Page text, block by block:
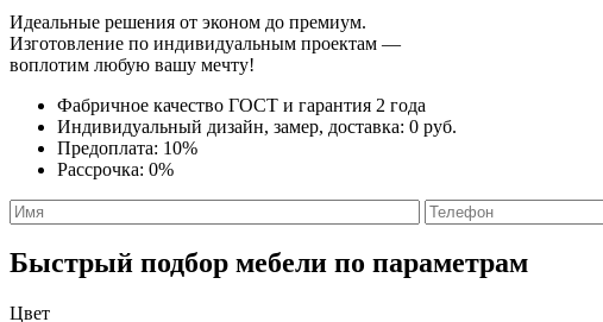
Идеальные решения от эконом до премиум.
Изготовление по индивидуальным проектам —
воплотим любую вашу мечту!
Фабричное качество ГОСТ и гарантия 2 года
Индивидуальный дизайн, замер, доставка: 0 руб.
Предоплата: 10%
Рассрочка: 0%
Быстрый подбор мебели по параметрам
Цвет